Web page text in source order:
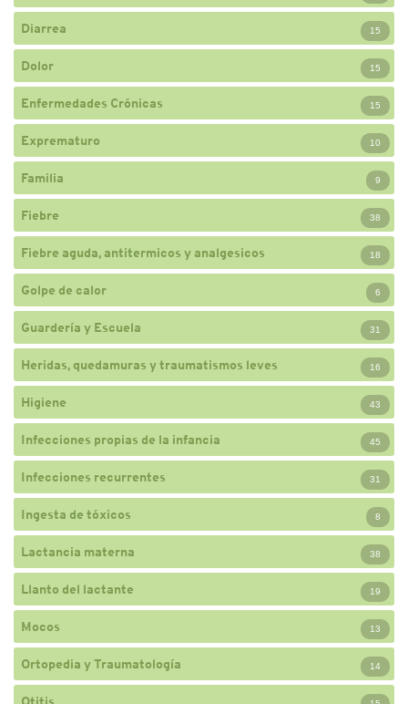
Diarrea 15
Dolor 15
Enfermedades Crónicas 15
Exprematuro 10
Familia 9
Fiebre 38
Fiebre aguda, antitermicos y analgesicos 18
Golpe de calor 6
Guardería y Escuela 31
Heridas, quedamuras y traumatismos leves 16
Higiene 43
Infecciones propias de la infancia 45
Infecciones recurrentes 31
Ingesta de tóxicos 8
Lactancia materna 38
Llanto del lactante 19
Mocos 13
Ortopedia y Traumatología 14